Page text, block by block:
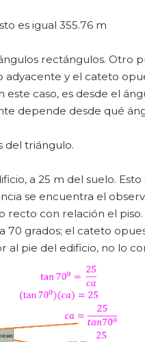
es igual 355.76 m
rectángulos. Otro
y el cateto
caso, es desde el
depende desde qué
del triángulo.
a 25 m del suelo.
se encuentra el
recto con relación el piso.
70 grados; el cateto
al pie del edificio, no lo